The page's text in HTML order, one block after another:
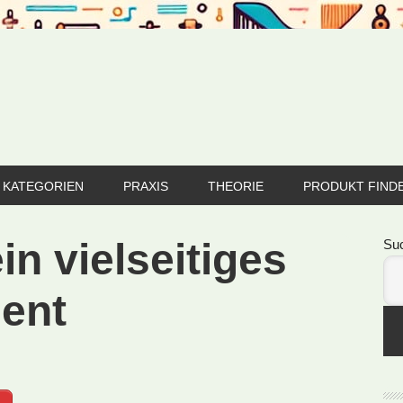
KATEGORIEN PRAXIS THEORIE PRODUKT
vielseitiges